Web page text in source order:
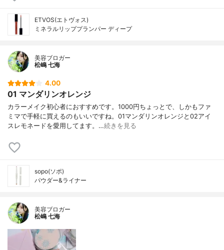
ETVOS(エトヴォス)
ミネラルリッププランパー ディープ
美容ブロガー
松嶋 七海
4.00
01 マンダリンオレンジ
カラーメイク初心者におすすめです。1000円ちょっとで、しかもファ
ミマで手軽に買えるのもいいですね。01マンダリンオレンジと02アイ
スレモネードを愛用してます。…続きを見る
sopo(ソポ)
パウダー&ライナー
美容ブロガー
松嶋 七海